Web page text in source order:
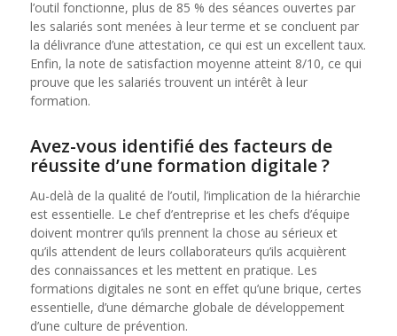
l’outil fonctionne, plus de 85 % des séances ouvertes par
les salariés sont menées à leur terme et se concluent par
la délivrance d’une attestation, ce qui est un excellent taux.
Enfin, la note de satisfaction moyenne atteint 8/10, ce qui
prouve que les salariés trouvent un intérêt à leur
formation.
Avez-vous identifié des facteurs de
réussite d’une formation digitale ?
Au-delà de la qualité de l’outil, l’implication de la hiérarchie
est essentielle. Le chef d’entreprise et les chefs d’équipe
doivent montrer qu’ils prennent la chose au sérieux et
qu’ils attendent de leurs collaborateurs qu’ils acquièrent
des connaissances et les mettent en pratique. Les
formations digitales ne sont en effet qu’une brique, certes
essentielle, d’une démarche globale de développement
d’une culture de prévention.